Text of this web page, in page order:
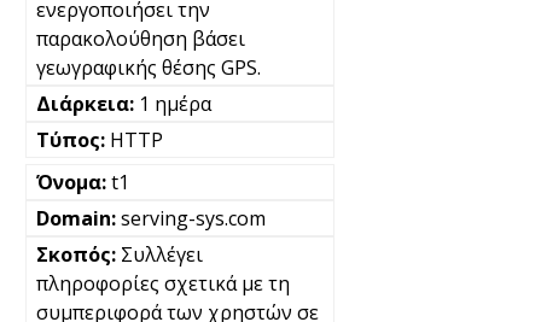
ενεργοποιήσει την
παρακολούθηση βάσει
γεωγραφικής θέσης GPS.
1 ημέρα
HTTP
t1
serving-sys.com
Συλλέγει
πληροφορίες σχετικά με τη
συμπεριφορά των χρηστών σε